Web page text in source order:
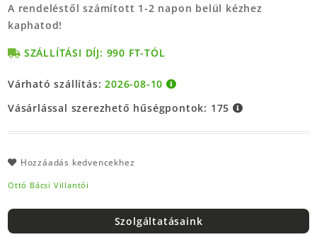
A rendeléstől számított 1-2 napon belül kézhez
kaphatod!
SZÁLLÍTÁSI DÍJ: 990 FT-TÓL
Várható szállítás:2026-08-10
Vásárlással szerezhető hűségpontok: 175
Hozzáadás kedvencekhez
Ottó Bácsi Villantói
Szolgáltatásaink